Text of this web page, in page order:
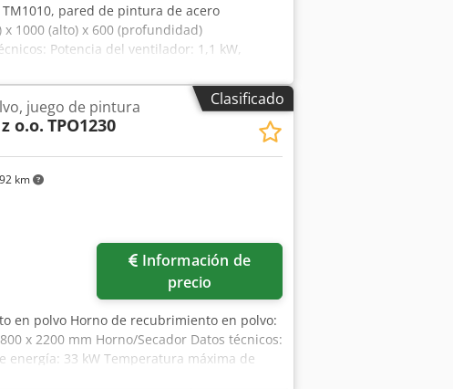
pared de pintura de acero
1000 (alto) x 600 (profundidad)
Potencia del ventilador: 1,1 kW,
etapas, Grado de filtración: 96 %, Ventilador
ventilador, Panel de control IP 66,
muy alta de las máquinas que se ofrecen en
N Swefx Afwjrf Garantía. Servicio de
% de satisfacción de nuestros clientes.
la certificación WE. Ofrecemos nuestro
caso para una oferta específica. Emitimos
máquinas en diferentes configuraciones
con nosotros.
Clasificado
km
juego de pintura
o.o. TPO1230
precio
en polvo Horno de recubrimiento en polvo:
x 2200 mm Horno/Secador Datos técnicos:
energía: 33 kW Temperatura máxima de
Circulación de aire caliente